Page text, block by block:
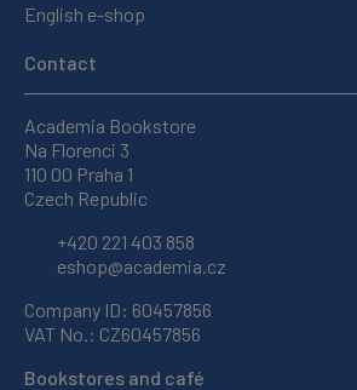
English e-shop
Contact
Academia Bookstore
Na Florenci 3
110 00 Praha 1
Czech Republic
+420 221 403 858
eshop@academia.cz
Company ID: 60457856
VAT No.: CZ60457856
Bookstores and café